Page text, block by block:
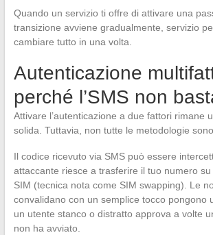
Quando un servizio ti offre di attivare una
transizione avviene gradualmente, servizio
cambiare tutto in una volta.
Autenticazione
perché l’SMS non
Attivare l’autenticazione a due fattori rimane
solida. Tuttavia, non tutte le metodologie
Il codice ricevuto via SMS può essere
attaccante riesce a trasferire il tuo numero su
SIM (tecnica nota come SIM swapping). Le
convalidano con un semplice tocco pongono
un utente stanco o distratto approva a volte
non ha avviato.